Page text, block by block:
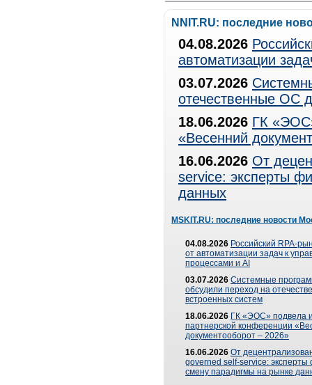
NNIT.RU: последние
04.08.2026
автоматизации
03.07.2026
отечественные ОС
18.06.2026 ГК
«Весенний
16.06.2026 От
service: эксперты
данных
MSKIT.RU: последние новости
04.08.2026 Российский RPA-
от автоматизации задач к
процессами и AI
03.07.2026 Системные
обсудили переход на
встроенных систем
18.06.2026 ГК «ЭОС» подвела
партнерской конференции
документооборот – 2026»
16.06.2026 От
governed self-service: эксперты
смену парадигмы на рынке